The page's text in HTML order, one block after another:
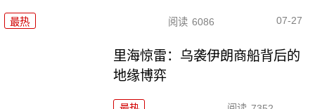
最热 阅读 6086 07-27
里海惊雷：乌袭伊朗商船背后的
地缘博弈